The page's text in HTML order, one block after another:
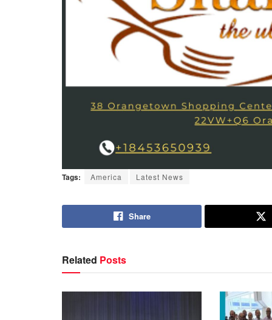
Tags: America Latest News
Share
Related Posts